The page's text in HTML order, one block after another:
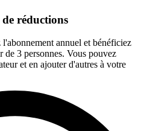
réductions
annuel et bénéficiez
de 3 personnes. Vous pouvez
et en ajouter d'autres à votre